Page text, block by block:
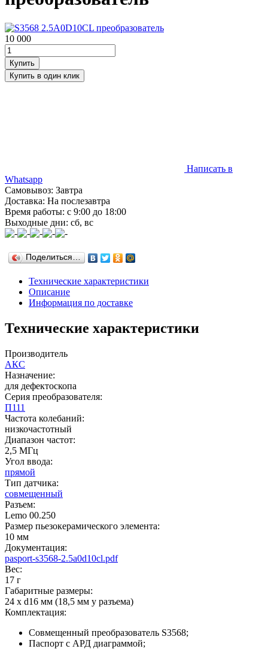
10 000
Написать в
Whatsapp
Самовывоз: Завтра
Доставка: На послезавтра
Время работы: с 9:00 до 18:00
Выходные дни: сб, вс
Поделиться…
Технические характеристики
Описание
Информация по доставке
Технические характеристики
Производитель
АКС
Назначение:
для дефектоскопа
Серия преобразователя:
П111
Частота колебаний:
низкочастотный
Диапазон частот:
2,5 МГц
Угол ввода:
прямой
Тип датчика:
совмещенный
Разъем:
Lemo 00.250
Размер пьезокерамического элемента:
10 мм
Документация:
pasport-s3568-2.5a0d10cl.pdf
Вес:
17 г
Габаритные размеры:
24 х d16 мм (18,5 мм у разъема)
Комплектация:
Совмещенный преобразователь S3568;
Паспорт c АРД диаграммой;